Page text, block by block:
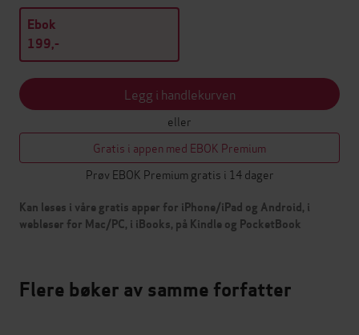
Ebok
199,-
Legg i handlekurven
eller
Gratis i appen med EBOK Premium
Prøv EBOK Premium gratis i 14 dager
Kan leses i våre gratis apper for iPhone/iPad og Android, i
webleser for Mac/PC, i iBooks, på Kindle og PocketBook
Flere bøker av samme forfatter